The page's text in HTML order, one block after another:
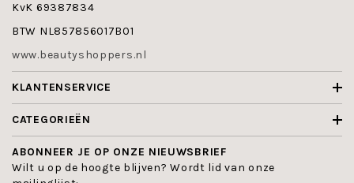
levensduur van huidcellen.
reinigingsmilk, speciaal ontwikkeld om de gevoelige
en onreine huid te reinigen en niet te irriteren.
Verwijdert overtollige talg zonder zeep en verwijdert
make-up bij acnehuid op de enige juiste manier.
reinigingsmilk waardoor de nachtcreme optimaal in
de huid kan dringen en waardoor een beter resultaat
Medex Lait Hydermios- een hydrofiele reinigings
milk, ook te gebruiken met wat water. Ideaal voor
KvK 69387834
BTW NL857856017B01
www.beautyshoppers.nl
KLANTENSERVICE
CATEGORIEËN
ABONNEER JE OP ONZE NIEUWSBRIEF
Wilt u op de hoogte blijven? Wordt lid van onze